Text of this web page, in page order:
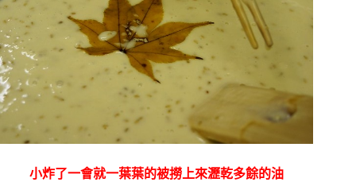
小炸了一會就一葉葉的被撈上來瀝乾多餘的油